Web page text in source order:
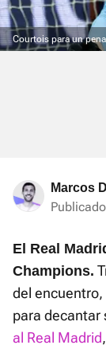
Courtois para un
Marcos
Publicado
El Real
Champions.
del
para decantar
al Real Madrid